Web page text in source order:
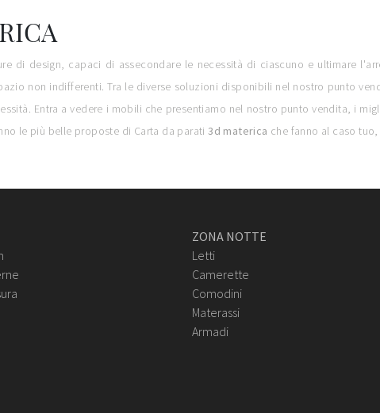
di design, capaci di assecondare le necessità di ciascuno e ultimare
non indifferenti. Tra le diverse soluzioni disponibili nel nostro punto
Entra a vedere i mobili che presentiamo nel nostro punto vendita, i
le più belle proposte di Carta da parati3d materica che fanno al caso
ZONA NOTTE
Letti
Camerette
Comodini
Materassi
Armadi